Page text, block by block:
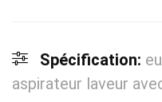
Spécification:
aspirateur laveur